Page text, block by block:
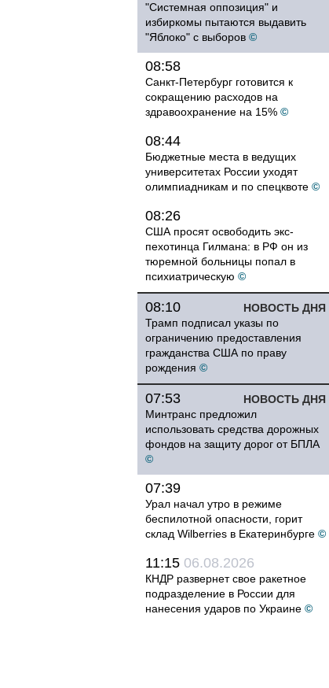
"Системная оппозиция" и
избиркомы пытаются выдавить
"Яблоко" с выборов ©
08:58
Санкт-Петербург готовится к
сокращению расходов на
здравоохранение на 15% ©
08:44
Бюджетные места в ведущих
университетах России уходят
олимпиадникам и по спецквоте ©
08:26
США просят освободить экс-
пехотинца Гилмана: в РФ он из
тюремной больницы попал в
психиатрическую ©
НОВОСТЬ ДНЯ
08:10
Трамп подписал указы по
ограничению предоставления
гражданства США по праву
рождения ©
НОВОСТЬ ДНЯ
07:53
Минтранс предложил
использовать средства дорожных
фондов на защиту дорог от БПЛА
©
07:39
Урал начал утро в режиме
беспилотной опасности, горит
склад Wilberries в Екатеринбурге ©
11:15 06.08.2026
КНДР развернет свое ракетное
подразделение в России для
нанесения ударов по Украине ©